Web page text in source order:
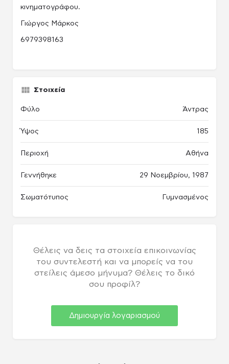
κινηματογράφου.
Γιώργος Μάρκος
6979398163
Στοιχεία
Φύλο Άντρας
Ύψος 185
Περιοχή Αθήνα
Γεννήθηκε 29 Νοεμβρίου, 1987
Σωματότυπος Γυμνασμένος
Θέλεις να δεις τα στοιχεία επικοινωνίας
του συντελεστή και να μπορείς να του
στείλεις άμεσο μήνυμα? Θέλεις το δικό
σου προφίλ?
Δημιουργία λογαριασμού